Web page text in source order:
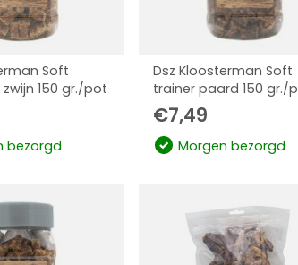
Soft
150 gr./pot
bezorgd
Dsz Kloosterman Soft
trainer paard 150 gr./
€7,49
Morgen bezorgd